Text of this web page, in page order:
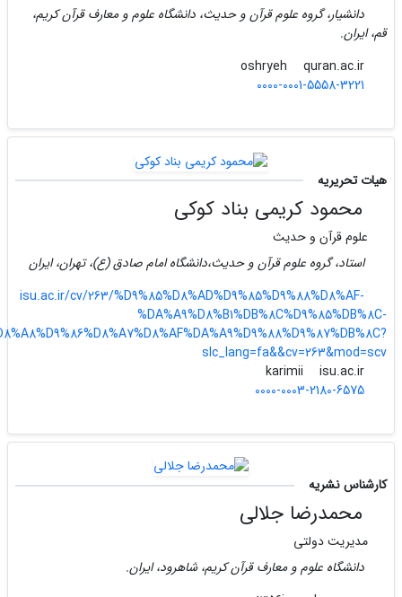
دانشیار، گروه علوم قرآن و حدیث، دانشگاه علوم و معارف قرآن کریم،
قم، ایران.
oshryeh
quran.ac.ir
0000-0001-5558-3221
هیات تحریریه
محمود کریمی بناد کوکی
علوم قرآن و حدیث
استاد، گروه علوم قرآن و حدیث،دانشگاه امام صادق (ع)، تهران، ایران
isu.ac.ir/cv/263/%D9%85%D8%AD%D9%85%D9%88%D8%AF-
%DA%A9%D8%B1%DB%8C%D9%85%DB%8C-
slc_lang=fa&&cv=263&mod=scv
karimii
isu.ac.ir
0000-0003-2180-6575
کارشناس نشریه
محمدرضا جلالی
مدیریت دولتی
دانشگاه علوم و معارف قرآن کریم، شاهرود، ایران.